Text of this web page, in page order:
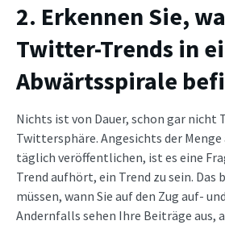
2. Erkennen Sie,
Twitter-Trends in
Abwärtsspirale
Nichts ist von Dauer, schon gar nicht
Twittersphäre. Angesichts der
täglich veröffentlichen, ist es eine
Trend aufhört, ein Trend zu sein. Das
müssen, wann Sie auf den Zug auf-
Andernfalls sehen Ihre Beiträge aus,